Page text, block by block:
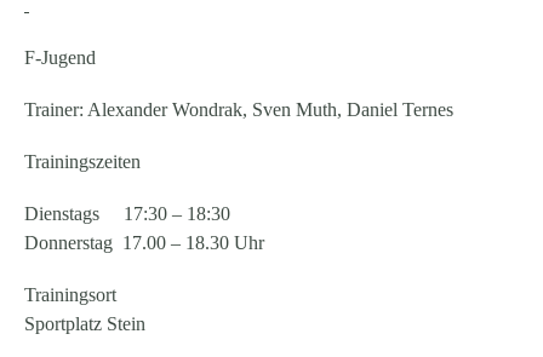
F-Jugend
Trainer: Alexander Wondrak, Sven Muth, Daniel Ternes
Trainingszeiten
Dienstags 17:30 – 18:30
Donnerstag 17.00 – 18.30 Uhr
Trainingsort
Sportplatz Stein